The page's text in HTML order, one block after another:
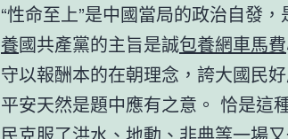
“性命至上”是中國當局的政治自發
養國共產黨的主旨是誠包養網車馬費
守以報酬本的在朝理念，誇大國民
平安天然是題中應有之意。 恰是這